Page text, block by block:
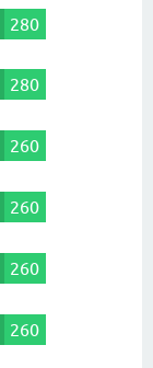
280
280
260
260
260
260